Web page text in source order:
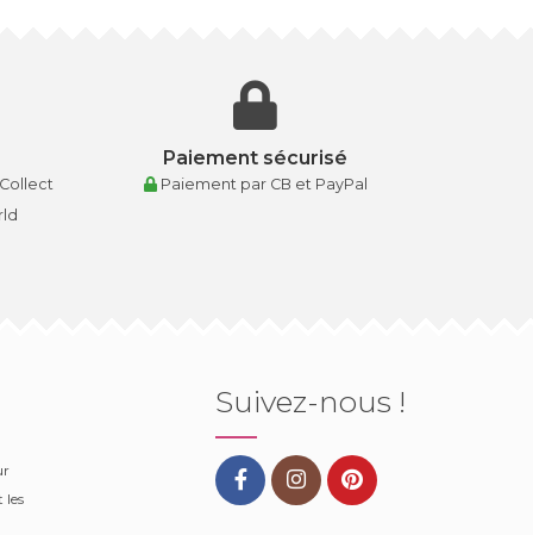
Paiement sécurisé
Paiement par CB et PayPal
les
Suivez-nous !